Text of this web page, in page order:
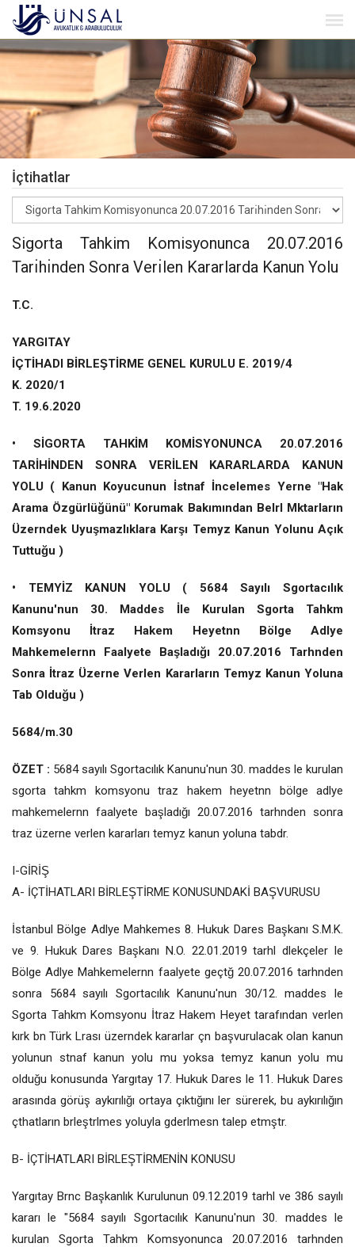
İçtihatlar
Sigorta Tahkim Komisyonunca 20.07.2016
Tarı̇hı̇nden Sonra Verı̇len Kararlarda Kanun Yolu
T.C.
YARGITAY
İÇTİHADI BİRLEŞTİRME GENEL KURULU E. 2019/4
K. 2020/1
T. 19.6.2020
• SİGORTA TAHKİM KOMİSYONUNCA 20.07.2016
TARİHİNDEN SONRA VERİLEN KARARLARDA KANUN
YOLU ( Kanun Koyucunun İstnaf İncelemes Yerne "Hak
Arama Özgürlüğünü" Korumak Bakımından Belrl Mktarların
Üzerndek Uyuşmazlıklara Karşı Temyz Kanun Yolunu Açık
Tuttuğu )
• TEMYİZ KANUN YOLU ( 5684 Sayılı Sgortacılık
Kanunu'nun 30. Maddes İle Kurulan Sgorta Tahkm
Komsyonu İtraz Hakem Heyetnn Bölge Adlye
Mahkemelernn Faalyete Başladığı 20.07.2016 Tarhnden
Sonra İtraz Üzerne Verlen Kararların Temyz Kanun Yoluna
Tab Olduğu )
5684/m.30
ÖZET : 5684 sayılı Sgortacılık Kanunu'nun 30. maddes le kurulan
sgorta tahkm komsyonu traz hakem heyetnn bölge adlye
mahkemelernn faalyete başladığı 20.07.2016 tarhnden sonra
traz üzerne verlen kararları temyz kanun yoluna tabdr.
I-GİRİŞ
A- İÇTİHATLARI BİRLEŞTİRME KONUSUNDAKİ BAŞVURUSU
İstanbul Bölge Adlye Mahkemes 8. Hukuk Dares Başkanı S.M.K.
ve 9. Hukuk Dares Başkanı N.O. 22.01.2019 tarhl dlekçeler le
Bölge Adlye Mahkemelernn faalyete geçtğ 20.07.2016 tarhnden
sonra 5684 sayılı Sgortacılık Kanunu'nun 30/12. maddes le
Sgorta Tahkm Komsyonu İtraz Hakem Heyet tarafından verlen
kırk bn Türk Lrası üzerndek kararlar çn başvurulacak olan kanun
yolunun stnaf kanun yolu mu yoksa temyz kanun yolu mu
olduğu konusunda Yargıtay 17. Hukuk Dares le 11. Hukuk Dares
arasında görüş aykırılığı ortaya çıktığını ler sürerek, bu aykırılığın
çthatların brleştrlmes yoluyla gderlmesn talep etmştr.
B- İÇTİHATLARI BİRLEŞTİRMENİN KONUSU
Yargıtay Brnc Başkanlık Kurulunun 09.12.2019 tarhl ve 386 sayılı
kararı le "5684 sayılı Sgortacılık Kanunu'nun 30. maddes le
kurulan Sgorta Tahkm Komsyonunca 20.07.2016 tarhnden